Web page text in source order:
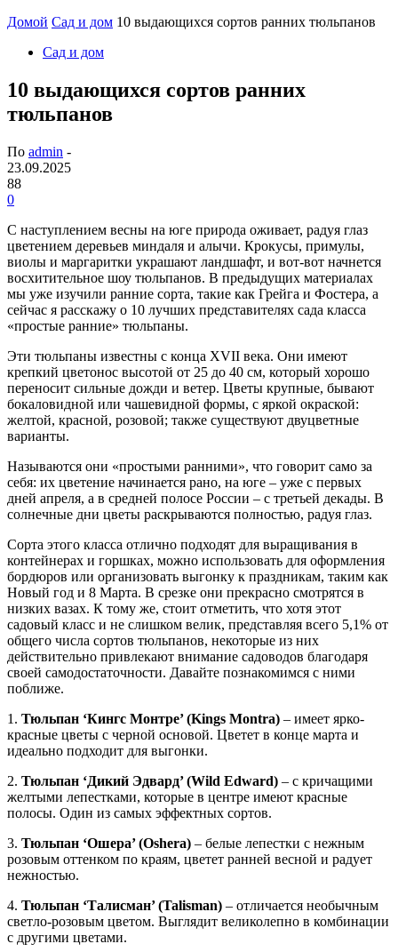
Домой Сад и дом 10 выдающихся сортов ранних тюльпанов
Сад и дом
10 выдающихся сортов ранних
тюльпанов
По admin -
23.09.2025
88
0
С наступлением весны на юге природа оживает, радуя глаз
цветением деревьев миндаля и алычи. Крокусы, примулы,
виолы и маргаритки украшают ландшафт, и вот-вот начнется
восхитительное шоу тюльпанов. В предыдущих материалах
мы уже изучили ранние сорта, такие как Грейга и Фостера, а
сейчас я расскажу о 10 лучших представителях сада класса
«простые ранние» тюльпаны.
Эти тюльпаны известны с конца XVII века. Они имеют
крепкий цветонос высотой от 25 до 40 см, который хорошо
переносит сильные дожди и ветер. Цветы крупные, бывают
бокаловидной или чашевидной формы, с яркой окраской:
желтой, красной, розовой; также существуют двуцветные
варианты.
Называются они «простыми ранними», что говорит само за
себя: их цветение начинается рано, на юге – уже с первых
дней апреля, а в средней полосе России – с третьей декады. В
солнечные дни цветы раскрываются полностью, радуя глаз.
Сорта этого класса отлично подходят для выращивания в
контейнерах и горшках, можно использовать для оформления
бордюров или организовать выгонку к праздникам, таким как
Новый год и 8 Марта. В срезке они прекрасно смотрятся в
низких вазах. К тому же, стоит отметить, что хотя этот
садовый класс и не слишком велик, представляя всего 5,1% от
общего числа сортов тюльпанов, некоторые из них
действительно привлекают внимание садоводов благодаря
своей самодостаточности. Давайте познакомимся с ними
поближе.
1. Тюльпан ‘Кингс Монтре’ (Kings Montra) – имеет ярко-
красные цветы с черной основой. Цветет в конце марта и
идеально подходит для выгонки.
2. Тюльпан ‘Дикий Эдвард’ (Wild Edward) – с кричащими
желтыми лепестками, которые в центре имеют красные
полосы. Один из самых эффектных сортов.
3. Тюльпан ‘Ошера’ (Oshera) – белые лепестки с нежным
розовым оттенком по краям, цветет ранней весной и радует
нежностью.
4. Тюльпан ‘Талисман’ (Talisman) – отличается необычным
светло-розовым цветом. Выглядит великолепно в комбинации
с другими цветами.